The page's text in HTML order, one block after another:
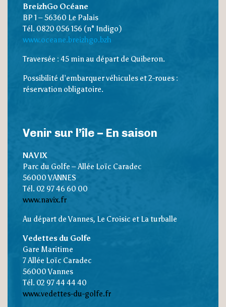
BreizhGo Océane
BP 1 – 56360 Le Palais
Tél. 0820 056 156 (n° Indigo)
www.oceane.breizhgo.bzh
Traversée : 45 min au départ de Quiberon.
Possibilité d’embarquer véhicules et 2-roues :
réservation obligatoire.
Venir sur l’île – En saison
NAVIX
Parc du Golfe – Allée Loïc Caradec
56000 VANNES
Tél. 02 97 46 60 00
www.navix.fr
Au départ de Vannes, Le Croisic et La turballe
Vedettes du Golfe
Gare Maritime
7 Allée Loïc Caradec
56000 Vannes
Tél. 02 97 44 44 40
www.vedettes-du-golfe.fr